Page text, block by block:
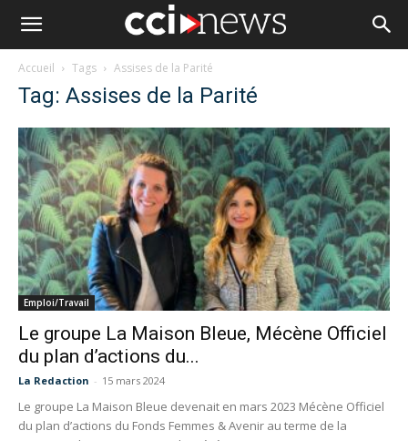
Accueil Tags Assises de la Parité
Tag: Assises de la Parité
Emploi/Travail
Le groupe La Maison Bleue, Mécène Officiel
du plan d’actions du...
La Redaction - 15 mars 2024
Le groupe La Maison Bleue devenait en mars 2023 Mécène Officiel
du plan d’actions du Fonds Femmes & Avenir au terme de la